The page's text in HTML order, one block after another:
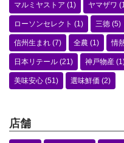
マルミヤストア (1) ヤマザワ
ローソンセレクト (1) 三徳 (5)
信州生まれ (7) 全農 (1) 情
日本リテール (21) 神戸物産
美味安心 (51) 選味鮮価 (2)
店舗